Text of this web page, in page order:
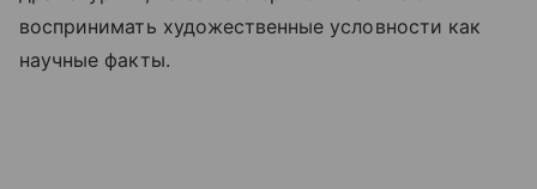
воспринимать художественные условности как
научные факты.